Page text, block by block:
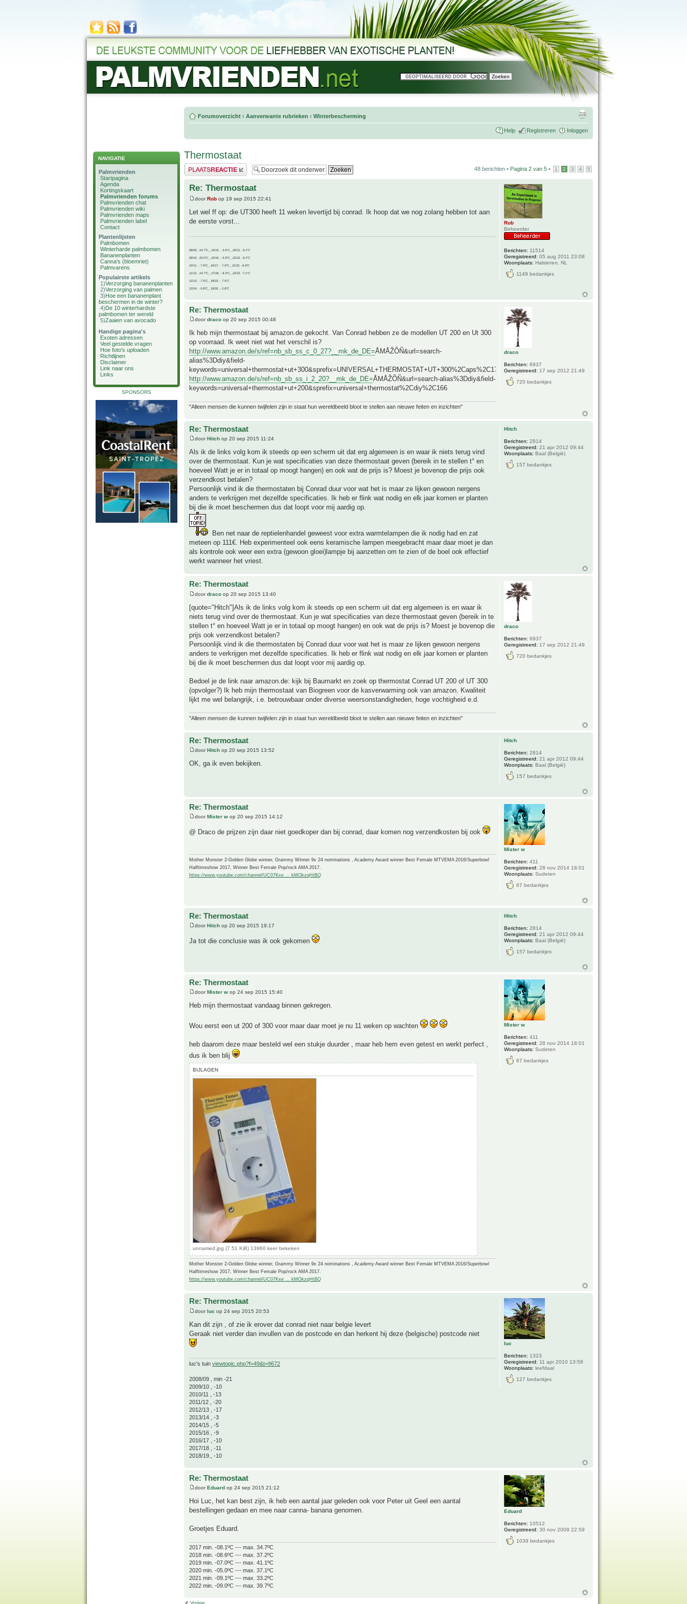
NAVIGATIE
Palmvrienden
Startpagina
Agenda
Kortingskaart
Palmvrienden forums
Palmvrienden chat
Palmvrienden wiki
Palmvrienden maps
Palmvrienden label
Contact
Plantenlijsten
Palmbomen
Winterharde palmbomen
Bananenplanten
Canna's (bloemriet)
Palmvarens
Populairste artikels
1)Verzorging bananenplanten
2)Verzorging van palmen
3)Hoe een bananenplant
beschermen in de winter?
4)De 10 winterhardste
palmbomen ter wereld
5)Zaaien van avocado
Handige pagina's
Exoten adressen
Veel gestelde vragen
Hoe foto's uploaden
Richtlijnen
Disclaimer
Link naar ons
Links
SPONSORS
Forumoverzicht ‹ Aanverwante rubrieken ‹ Winterbescherming
Help Registreren Inloggen
Thermostaat
Plaats een reactie 48 berichten • Pagina 2 van 5 • 1 2 3 4 5
Re: Thermostaat
doorRob op 19 sep 2015 22:41
Let wel ff op: die UT300 heeft 11 weken levertijd bij conrad. Ik hoop dat we nog zolang hebben tot aan
de eerste vorst...
08/09, -14.7°C__14/15, - 3.6°C__20/21, -9.1°C
09/10, -10.0°C__15/16, - 5.9°C__21/22, -5.2°C
10/11, - 7.9°C__16/17, - 7.9°C__21/22, -6.9°C
11/12, -14.7°C__17/18, - 8.3°C__22/23, -7.1°C
12/13, - 7.9°C__18/19, - 7.5°C
13/14, - 0.8°C__19/20, - 2.8°C
Rob
Beheerder
Berichten: 11514
Geregistreerd: 05 aug 2011 23:08
Woonplaats: Halsteren, NL
1149 bedankjes
Re: Thermostaat
doordraco op 20 sep 2015 00:48
Ik heb mijn thermostaat bij amazon.de gekocht. Van Conrad hebben ze de modellen UT 200 en Ut 300
op voorraad. Ik weet niet wat het verschil is?
http://www.amazon.de/s/ref=nb_sb_ss_c_0_27?__mk_de_DE=ÅMÅŽÕÑ&url=search-
alias%3Ddiy&field-
keywords=universal+thermostat+ut+300&sprefix=UNIVERSAL+THERMOSTAT+UT+300%2Caps%2C171
http://www.amazon.de/s/ref=nb_sb_ss_i_2_20?__mk_de_DE=ÅMÅŽÕÑ&url=search-alias%3Ddiy&field-
keywords=universal+thermostat+ut+200&sprefix=universal+thermostat%2Cdiy%2C166
"Alleen mensen die kunnen twijfelen zijn in staat hun wereldbeeld bloot te stellen aan nieuwe feiten en inzichten"
draco
Berichten: 6937
Geregistreerd: 17 sep 2012 21:49
720 bedankjes
Re: Thermostaat
door Hitch op 20 sep 2015 11:24
Als ik de links volg kom ik steeds op een scherm uit dat erg algemeen is en waar ik niets terug vind
over de thermostaat. Kun je wat specificaties van deze thermostaat geven (bereik in te stellen t° en
hoeveel Watt je er in totaal op moogt hangen) en ook wat de prijs is? Moest je bovenop die prijs ook
verzendkost betalen?
Persoonlijk vind ik die thermostaten bij Conrad duur voor wat het is maar ze lijken gewoon nergens
anders te verkrijgen met dezelfde specificaties. Ik heb er flink wat nodig en elk jaar komen er planten
bij die ik moet beschermen dus dat loopt voor mij aardig op.
Ben net naar de reptielenhandel geweest voor extra warmtelampen die ik nodig had en zat
meteen op 111€. Heb experimenteel ook eens keramische lampen meegebracht maar daar moet je dan
als kontrole ook weer een extra (gewoon gloei)lampje bij aanzetten om te zien of de boel ook effectief
werkt wanneer het vriest.
Hitch
Berichten: 2814
Geregistreerd: 21 apr 2012 09:44
Woonplaats: Baal (België)
157 bedankjes
Re: Thermostaat
doordraco op 20 sep 2015 13:40
[quote="Hitch"]Als ik de links volg kom ik steeds op een scherm uit dat erg algemeen is en waar ik
niets terug vind over de thermostaat. Kun je wat specificaties van deze thermostaat geven (bereik in te
stellen t° en hoeveel Watt je er in totaal op moogt hangen) en ook wat de prijs is? Moest je bovenop die
prijs ook verzendkost betalen?
Persoonlijk vind ik die thermostaten bij Conrad duur voor wat het is maar ze lijken gewoon nergens
anders te verkrijgen met dezelfde specificaties. Ik heb er flink wat nodig en elk jaar komen er planten
bij die ik moet beschermen dus dat loopt voor mij aardig op.
Bedoel je de link naar amazon.de: kijk bij Baumarkt en zoek op thermostat Conrad UT 200 of UT 300
(opvolger?) Ik heb mijn thermostaat van Biogreen voor de kasverwarming ook van amazon. Kwaliteit
lijkt me wel belangrijk, i.e. betrouwbaar onder diverse weersonstandigheden, hoge vochtigheid e.d.
"Alleen mensen die kunnen twijfelen zijn in staat hun wereldbeeld bloot te stellen aan nieuwe feiten en inzichten"
draco
Berichten: 6937
Geregistreerd: 17 sep 2012 21:49
720 bedankjes
Re: Thermostaat
doorHitch op 20 sep 2015 13:52
OK, ga ik even bekijken.
Hitch
Berichten: 2814
Geregistreerd: 21 apr 2012 09:44
Woonplaats: Baal (België)
157 bedankjes
Re: Thermostaat
doorMister w op 20 sep 2015 14:12
@ Draco de prijzen zijn daar niet goedkoper dan bij conrad, daar komen nog verzendkosten bij ook
Mother Monster 2-Golden Globe winner, Grammy Winner 9x 24 nominations , Academy Award winner Best Female MTVEMA 2016/Superbowl
Halftimeshow 2017, Winner Best Female Pop/rock AMA 2017.
https://www.youtube.com/channel/UC07Kxe ... kMOkzqHtBQ
Mister w
Berichten: 411
Geregistreerd: 28 nov 2014 18:01
Woonplaats: Sudeten
67 bedankjes
Re: Thermostaat
doorHitch op 20 sep 2015 19:17
Ja tot die conclusie was ik ook gekomen
Hitch
Berichten: 2814
Geregistreerd: 21 apr 2012 09:44
Woonplaats: Baal (België)
157 bedankjes
Re: Thermostaat
doorMister w op 24 sep 2015 15:40
Heb mijn thermostaat vandaag binnen gekregen.
Wou eerst een ut 200 of 300 voor maar daar moet je nu 11 weken op wachten
heb daarom deze maar besteld wel een stukje duurder , maar heb hem even getest en werkt perfect ,
dus ik ben blij
BIJLAGEN
unnamed.jpg (7.51 KiB) 13960 keer bekeken
Mother Monster 2-Golden Globe winner, Grammy Winner 9x 24 nominations , Academy Award winner Best Female MTVEMA 2016/Superbowl
Halftimeshow 2017, Winner Best Female Pop/rock AMA 2017.
https://www.youtube.com/channel/UC07Kxe ... kMOkzqHtBQ
Mister w
Berichten: 411
Geregistreerd: 28 nov 2014 18:01
Woonplaats: Sudeten
67 bedankjes
Re: Thermostaat
doorluc op 24 sep 2015 20:53
Kan dit zijn , of zie ik erover dat conrad niet naar belgie levert
Geraak niet verder dan invullen van de postcode en dan herkent hij deze (belgische) postcode niet
luc's tuin viewtopic.php?f=49&t=9672
2008/09 , min -21
2009/10 , -10
2010/11 , -13
2011/12 , -20
2012/13 , -17
2013/14 , -3
2014/15 , -5
2015/16 , -9
2016/17 , -10
2017/18 , -11
2018/19., -10
luc
Berichten: 1323
Geregistreerd: 11 apr 2010 13:58
Woonplaats: leefdaal
127 bedankjes
Re: Thermostaat
doorEduard op 24 sep 2015 21:12
Hoi Luc, het kan best zijn, ik heb een aantal jaar geleden ook voor Peter uit Geel een aantal
bestellingen gedaan en mee naar canna- banana genomen.
Groetjes Eduard.
2017 min. -08.1ºC --- max. 34.7ºC
2018 min. -08.6ºC --- max. 37.2ºC
2019 min. -07.0ºC --- max. 41.1ºC
2020 min. -05.0ºC --- max. 37.1ºC
2021 min. -09.1ºC --- max. 33.2ºC
2022 min. -09.0ºC --- max. 39.7ºC
Eduard
Berichten: 10512
Geregistreerd: 30 nov 2009 22:59
1039 bedankjes
Vorige